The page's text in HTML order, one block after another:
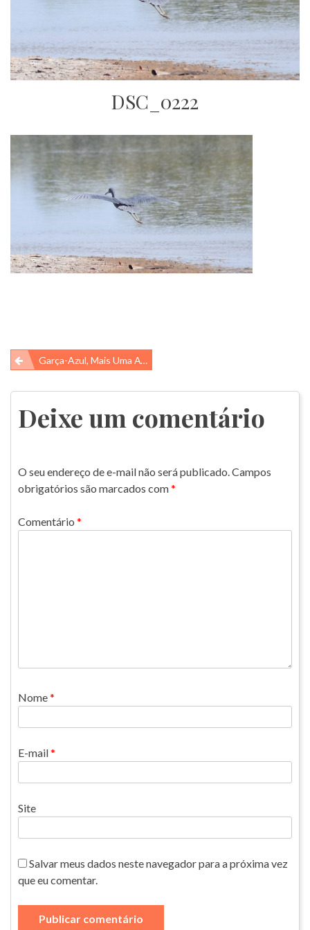
DSC_0222
Navegação
de
Post
Garça-Azul, Mais Uma Ave Que Vive Ao Redor Da Nossa Sede!
Deixe um comentário
O seu endereço de e-mail não será publicado.Campos
obrigatórios são marcados com*
Comentário *
Nome*
E-mail*
Site
Salvar meus dados neste navegador para a próxima vez
que eu comentar.